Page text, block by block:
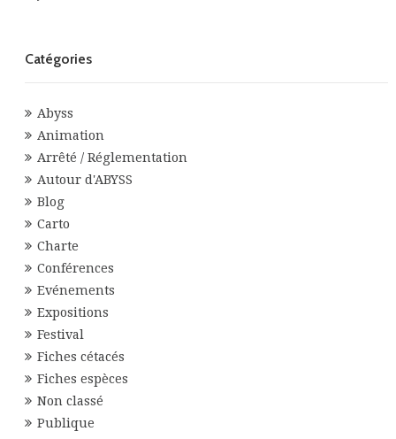
Catégories
Abyss
Animation
Arrêté / Réglementation
Autour d'ABYSS
Blog
Carto
Charte
Conférences
Evénements
Expositions
Festival
Fiches cétacés
Fiches espèces
Non classé
Publique